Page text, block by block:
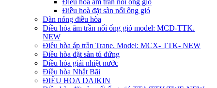
Điều hoà âm trần nối ống gió
Điều hoà đặt sàn nối ống gió
Dàn nóng điều hòa
Điều hòa âm trần nối ống gió model: MCD-TTK.
NEW
Điều hòa áp trần Trane. Model: MCX- TTK- NEW
Điều hòa đặt sàn tủ đứng
Điều hòa giải nhiệt nước
Điều hòa Nhật Bãi
ĐIÊU HOA DAIKIN